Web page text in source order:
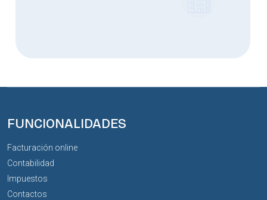
FUNCIONALIDADES
Facturación online
Contabilidad
Impuestos
Contactos